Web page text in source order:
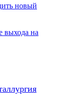
новый
выхода на